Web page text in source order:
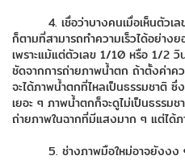
4. เชื่อว่าบางคนเมื่อเห็นตัวเล
ก็ตามที่สามารถทำความเร็วได้อย่าง
เพราะแม้แต่ตัวเลข 1/10 หรือ 1/2 วิ
ชัดจากการถ่ายภาพน้ำตก ถ้าตั้งค่าค
จะได้ภาพน้ำตกที่ไหลเป็นธรรมชาติ
เยอะ ๆ ภาพน้ำตกก็จะดูไม่เป็นธรรมช
ถ่ายภาพในฉากที่มีแสงมาก ๆ แต่ได้
5. ช่างภาพมือใหม่อาจยังงง ๆ